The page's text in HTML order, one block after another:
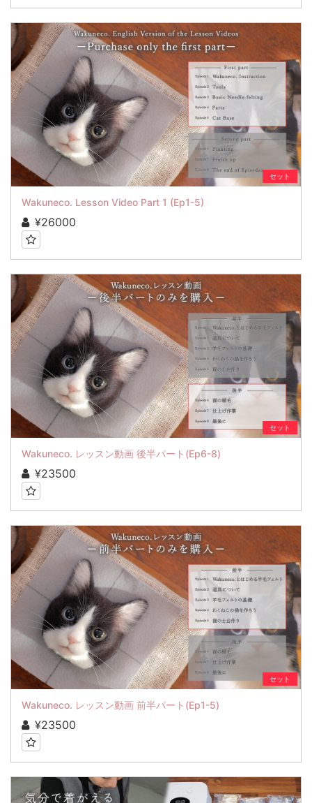
セット
Wakuneco. Lesson Video Part 1 (Ep1-5)
¥26000
セット
Wakuneco. レッスン動画 後半パート(Ep6-8)
¥23500
セット
Wakuneco. レッスン動画 前半パート(Ep1-5)
¥23500